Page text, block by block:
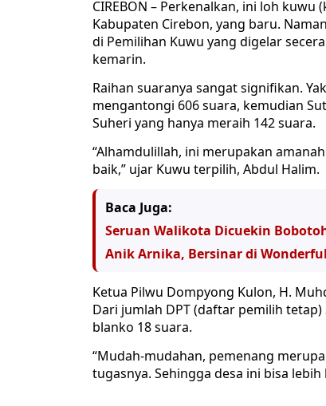
CIREBON – Perkenalkan, ini loh
Kabupaten Cirebon, yang baru.
di Pemilihan Kuwu yang digelar
kemarin.
Raihan suaranya sangat signifikan.
mengantongi 606 suara, kemudian
Suheri yang hanya meraih 142 suara.
“Alhamdulillah, ini merupakan
baik,” ujar Kuwu terpilih, Abdul Halim.
Baca Juga:
Seruan Walikota Dicuekin
Anik Arnika, Bersinar di
Ketua Pilwu Dompyong Kulon, H.
Dari jumlah DPT (daftar pemilih
blanko 18 suara.
“Mudah-mudahan, pemenang
tugasnya. Sehingga desa ini bisa